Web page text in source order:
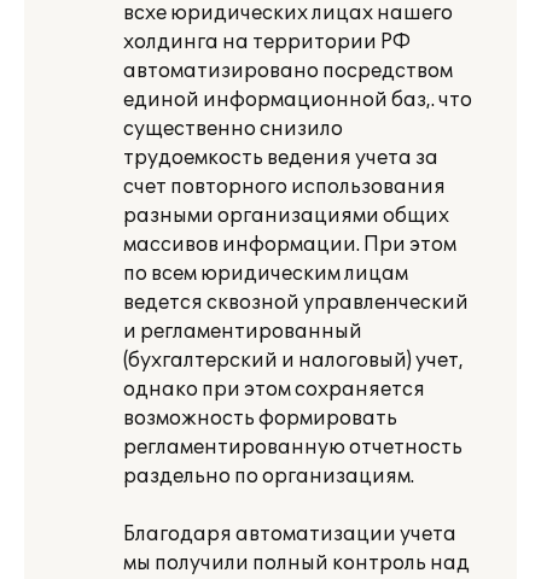
всхе юридических лицах нашего
холдинга на территории РФ
автоматизировано посредством
единой информационной баз,. что
существенно снизило
трудоемкость ведения учета за
счет повторного использования
разными организациями общих
массивов информации. При этом
по всем юридическим лицам
ведется сквозной управленческий
и регламентированный
(бухгалтерский и налоговый) учет,
однако при этом сохраняется
возможность формировать
регламентированную отчетность
раздельно по организациям.
Благодаря автоматизации учета
мы получили полный контроль над